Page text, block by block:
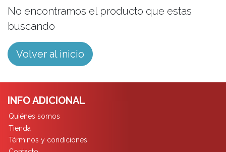
No encontramos el producto que estas
buscando
Volver al inicio
INFO ADICIONAL
Quiénes somos
Tienda
Términos y condiciones